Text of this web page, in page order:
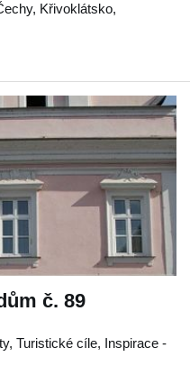
, Křivoklátsko,
č. 89
Turistické cíle, Inspirace -